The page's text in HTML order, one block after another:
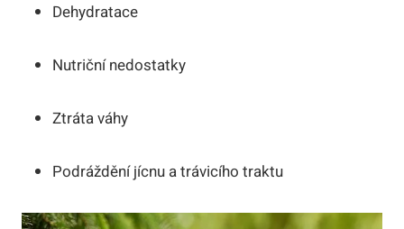
Dehydratace
Nutriční nedostatky
Ztráta váhy
Podráždění jícnu a trávicího traktu